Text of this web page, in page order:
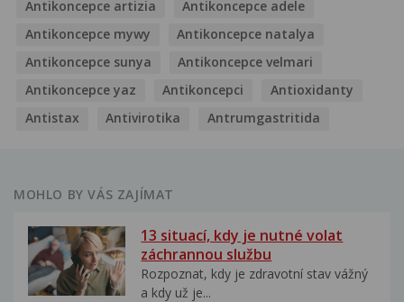
Antikoncepce artizia
Antikoncepce adele
Antikoncepce mywy
Antikoncepce natalya
Antikoncepce sunya
Antikoncepce velmari
Antikoncepce yaz
Antikoncepci
Antioxidanty
Antistax
Antivirotika Antrumgastritida
MOHLO BY VÁS ZAJÍMAT
13 situací, kdy je nutné volat
záchrannou službu
Rozpoznat, kdy je zdravotní stav vážný
a kdy už je...